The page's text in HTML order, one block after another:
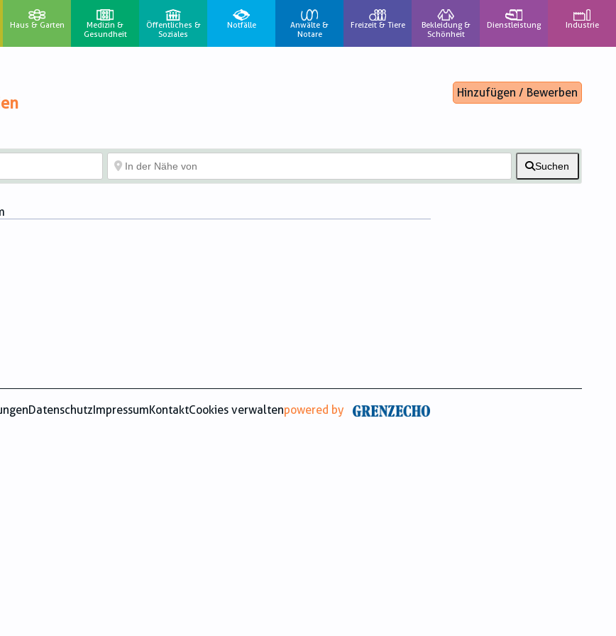
Haus & Garten
Medizin &
Gesundheit
Öffentliches &
Soziales
Notfälle
Anwälte &
Notare
Freizeit & Tiere
Bekleidung &
Schönheit
Dienstleistung Industrie
Hinzufügen / Bewerben
Suchen
Datenschutz Impressum KontaktCookies verwaltenpowered by